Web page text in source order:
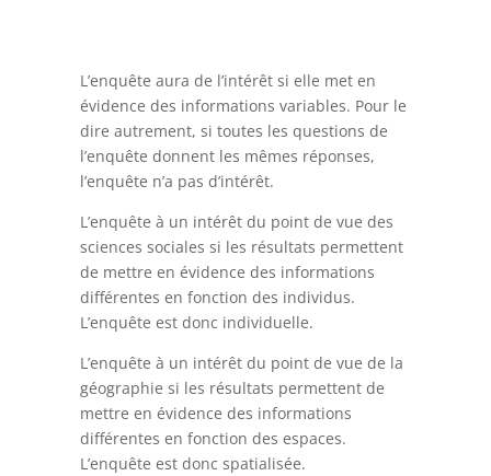
L’enquête aura de l’intérêt si elle met en
évidence des informations variables. Pour le
dire autrement, si toutes les questions de
l’enquête donnent les mêmes réponses,
l’enquête n’a pas d’intérêt.
L’enquête à un intérêt du point de vue des
sciences sociales si les résultats permettent
de mettre en évidence des informations
différentes en fonction des individus.
L’enquête est donc individuelle.
L’enquête à un intérêt du point de vue de la
géographie si les résultats permettent de
mettre en évidence des informations
différentes en fonction des espaces.
L’enquête est donc spatialisée.